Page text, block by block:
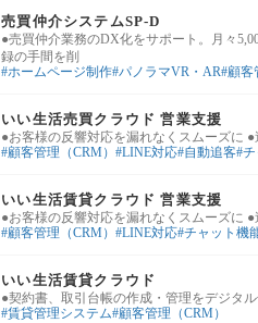
売買仲介システムSP-D
●売買仲介業務のDX化をサポート。月々
録の手間を削
ホームページ制作 パノラマVR・AR 顧客
いい生活売買クラウド 営業支援
●お客様の反響対応を漏れなくスムーズに
顧客管理（CRM） LINE対応 自動追客
いい生活賃貸クラウド 営業支援
●お客様の反響対応を漏れなくスムーズに
顧客管理（CRM） LINE対応 チャット機
いい生活賃貸クラウド
●契約書、取引台帳の作成・管理をデジタ
賃貸管理システム 顧客管理（CRM）